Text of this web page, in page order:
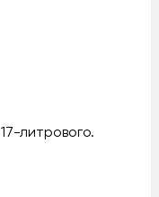
литрового.